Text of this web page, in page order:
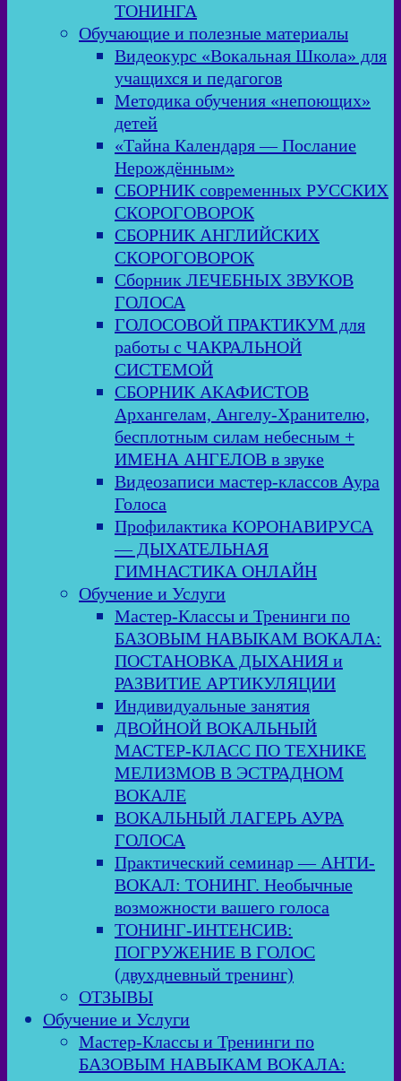
ТОНИНГА
Обучающие и полезные материалы
Видеокурс «Вокальная Школа» для
учащихся и педагогов
Методика обучения «непоющих»
детей
«Тайна Календаря — Послание
Нерождённым»
СБОРНИК современных РУССКИХ
СКОРОГОВОРОК
СБОРНИК АНГЛИЙСКИХ
СКОРОГОВОРОК
Сборник ЛЕЧЕБНЫХ ЗВУКОВ
ГОЛОСА
ГОЛОСОВОЙ ПРАКТИКУМ для
работы с ЧАКРАЛЬНОЙ
СИСТЕМОЙ
СБОРНИК АКАФИСТОВ
Архангелам, Ангелу-Хранителю,
бесплотным силам небесным +
ИМЕНА АНГЕЛОВ в звуке
Видеозаписи мастер-классов Аура
Голоса
Профилактика КОРОНАВИРУСА
— ДЫХАТЕЛЬНАЯ
ГИМНАСТИКА ОНЛАЙН
Обучение и Услуги
Мастер-Классы и Тренинги по
БАЗОВЫМ НАВЫКАМ ВОКАЛА:
ПОСТАНОВКА ДЫХАНИЯ и
РАЗВИТИЕ АРТИКУЛЯЦИИ
Индивидуальные занятия
ДВОЙНОЙ ВОКАЛЬНЫЙ
МАСТЕР-КЛАСС ПО ТЕХНИКЕ
МЕЛИЗМОВ В ЭСТРАДНОМ
ВОКАЛЕ
ВОКАЛЬНЫЙ ЛАГЕРЬ АУРА
ГОЛОСА
Практический семинар — АНТИ-
ВОКАЛ: ТОНИНГ. Необычные
возможности вашего голоса
ТОНИНГ-ИНТЕНСИВ:
ПОГРУЖЕНИЕ В ГОЛОС
(двухдневный тренинг)
ОТЗЫВЫ
Обучение и Услуги
Мастер-Классы и Тренинги по
БАЗОВЫМ НАВЫКАМ ВОКАЛА: